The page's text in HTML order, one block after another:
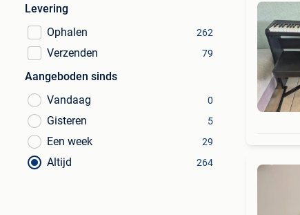
Levering
Ophalen
262
Verzenden 79
Aangeboden sinds
Vandaag
0
Gisteren 5
Een week 29
Altijd 264